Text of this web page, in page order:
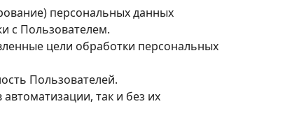
персональных данных
с Пользователем.
цели обработки персональных
Пользователей.
так и без их